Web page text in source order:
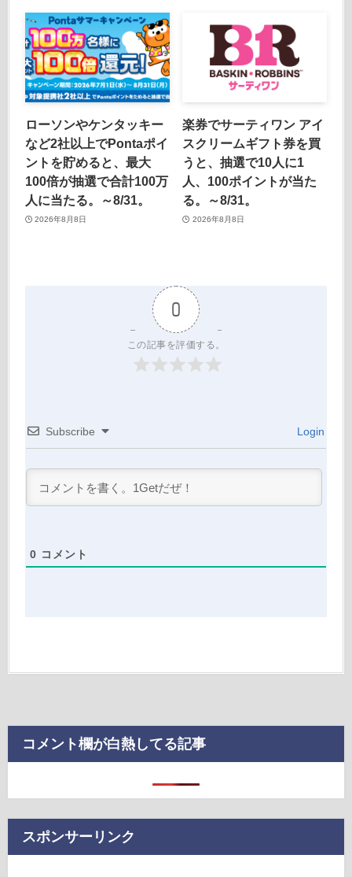
ローソンやケンタッキー
など2社以上でPontaポイ
ントを貯めると、最大
100倍が抽選で合計100万
人に当たる。～8/31。
2026年8月8日
楽券でサーティワン アイ
スクリームギフト券を買
うと、抽選で10人に1
人、100ポイントが当た
る。～8/31。
2026年8月8日
0
この記事を評価する。
Subscribe Login
0 コメント
コメント欄が白熱してる記事
スポンサーリンク